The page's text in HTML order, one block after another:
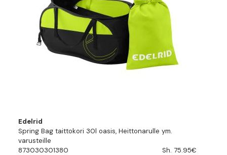
Edelrid
Spring Bag taittokori 30l oasis, Heittonarulle ym.
varusteille
873030301380
Sh. 75.95€